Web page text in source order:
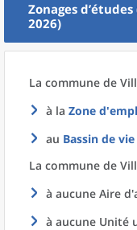
Zonages
2026)
La commune de
à la Zone
au Bassin de vie
La commune de
à aucune Aire
à aucune Unité